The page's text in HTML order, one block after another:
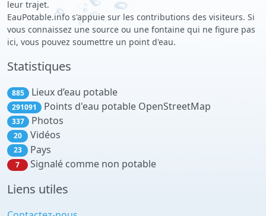
leur trajet.
EauPotable.info s'appuie sur les contributions des visiteurs. Si
vous connaissez une source ou une fontaine qui ne figure pas
ici, vous pouvez soumettre un point d'eau.
Statistiques
885 Lieux d’eau potable
291091 Points d'eau potable OpenStreetMap
337 Photos
20 Vidéos
23 Pays
7 Signalé comme non potable
Liens utiles